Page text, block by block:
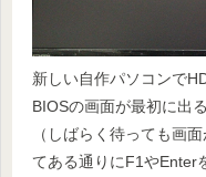
新しい自作パソコンで
BIOSの画面が最初に出
（しばらく待っても画
てある通りにF1やEnter